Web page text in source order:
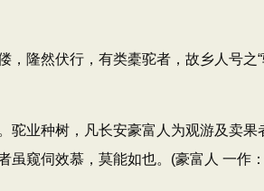
然伏行，有类橐驼者，故乡人号之“
业种树，凡长安豪富人为观游及卖果
虽窥伺效慕，莫能如也。(豪富人 一作